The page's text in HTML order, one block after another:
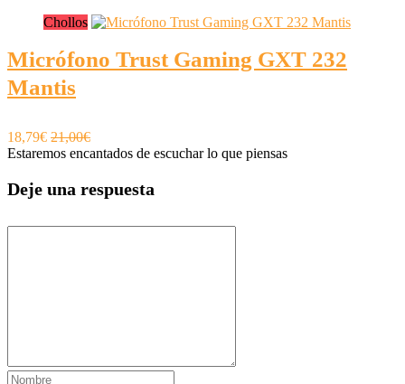
Chollos
Micrófono Trust Gaming GXT 232
Mantis
18,79€ 21,00€
Estaremos encantados de escuchar lo que piensas
Deje una respuesta